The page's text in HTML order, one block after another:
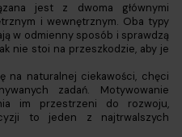
jest z dwoma głównymi
i wewnętrznym. Oba typy
w odmienny sposób i sprawdzą
nie stoi na przeszkodzie, aby je
na naturalnej ciekawości, chęci
zadań. Motywowanie
im przestrzeni do rozwoju,
to jeden z najtrwalszych